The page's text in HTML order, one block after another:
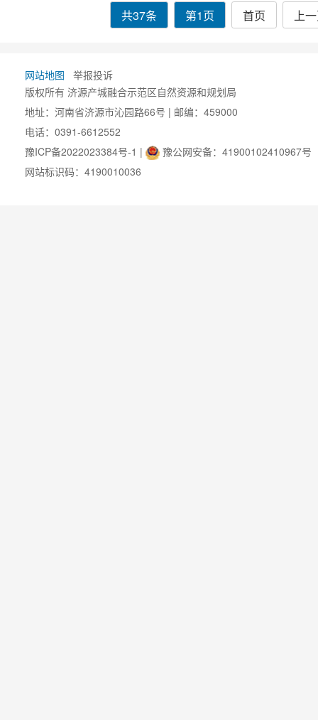
共37条 第1页 首页 上
网站地图
举报投诉
版权所有 济源产城融合示范区自然资源和规划局
地址：河南省济源市沁园路66号 | 邮编：459000
电话：0391-6612552
豫ICP备2022023384号-1 |
豫公网安备：41900102410967号
网站标识码：4190010036